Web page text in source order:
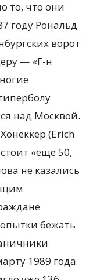
то, что они
году Рональд
ворот
— «Г-н
над Москвой.
(Erich
«еще 50,
не казались
бежать
1989 года